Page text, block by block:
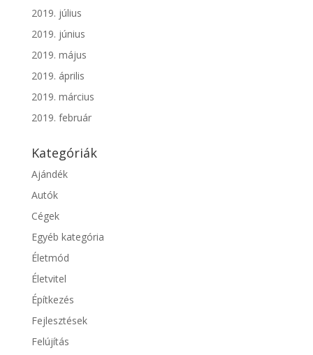
2019. július
2019. június
2019. május
2019. április
2019. március
2019. február
Kategóriák
Ajándék
Autók
Cégek
Egyéb kategória
Életmód
Életvitel
Építkezés
Fejlesztések
Felújítás